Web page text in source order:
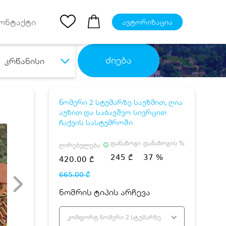
ავტორიზაცია
კრწანისი ძიება
ნომერი 2 სტუმარზე საუზმით, ღია
აუზით და საბავშვო სივრცით
ჩაქვის სასტუმროში
ღირებულება
420.00 ₾
665.00 ₾
დანაზოგი
245 ₾
დანაზოგის %
37 %
ნომრის ტიპის არჩევა
კომფორტ ნომერი 2 სტუმარზე